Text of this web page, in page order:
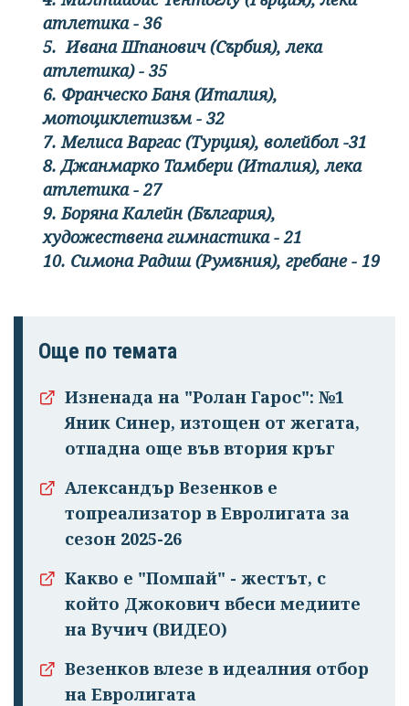
атлетика - 36
5. Ивана Шпанович (Сърбия), лека
атлетика) - 35
6. Франческо Баня (Италия),
мотоциклетизъм - 32
7. Мелиса Варгас (Турция), волейбол -31
8. Джанмарко Тамбери (Италия), лека
атлетика - 27
9. Боряна Калейн (България),
художествена гимнастика - 21
10. Симона Радиш (Румъния), гребане - 19
Още по темата
Изненада на "Ролан Гарос": №1
Яник Синер, изтощен от жегата,
отпадна още във втория кръг
Александър Везенков е
топреализатор в Евролигата за
сезон 2025-26
Какво е "Помпай" - жестът, с
който Джокович вбеси медиите
на Вучич (ВИДЕО)
Везенков влезе в идеалния отбор
на Евролигата